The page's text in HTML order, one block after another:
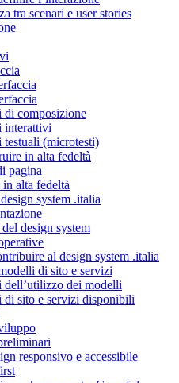
tra scenari e user stories
di composizione
interattivi
testuali (microtesti)
in alta fedeltà
pagina
alta fedeltà
system .italia
design system
al design system .italia
di sito e servizi
dell’utilizzo dei modelli
di sito e servizi disponibili
responsivo e accessibile